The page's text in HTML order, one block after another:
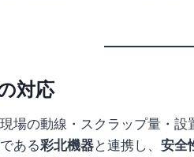
対応
場の動線・スクラップ量・設
ある彩北機器と連携し、 安全